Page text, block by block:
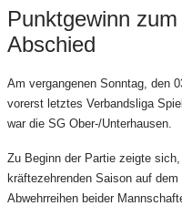
Punktgewinn
Abschied
Am vergangenen Sonntag, den
vorerst letztes Verbandsliga
war die SG Ober-/Unterhausen.
Zu Beginn der Partie zeigte
kräftezehrenden Saison auf
Abwehrreihen beider